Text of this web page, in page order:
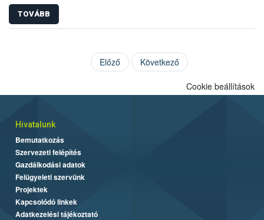
TOVÁBB
Előző Következő
Cookie beállítások
Hivatalunk
Bemutatkozás
Szervezeti felépítés
Gazdálkodási adatok
Felügyeleti szervünk
Projektek
Kapcsolódó linkek
Adatkezelési tájékoztató